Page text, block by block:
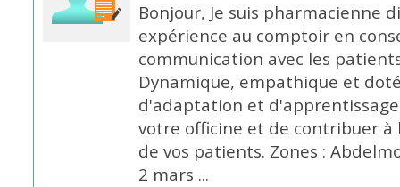
Bonjour, Je suis pharmacienne
expérience au comptoir en
communication avec les
Dynamique, empathique et
d'adaptation et
votre officine et de contribuer
de vos patients. Zones :
2 mars ...